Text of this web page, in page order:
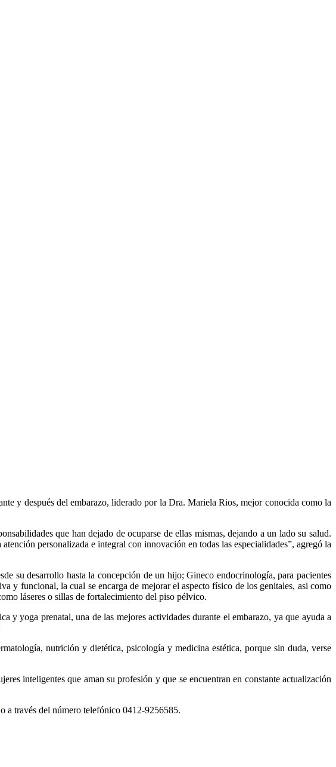
y después del embarazo, liderado por la Dra. Mariela Rios, mejor conocida como la
que han dejado de ocuparse de ellas mismas, dejando a un lado su salud.
personalizada e integral con innovación en todas las especialidades”, agregó la
su desarrollo hasta la concepción de un hijo; Gineco endocrinología, para pacientes
y funcional, la cual se encarga de mejorar el aspecto físico de los genitales, asi como
láseres o sillas de fortalecimiento del piso pélvico.
yoga prenatal, una de las mejores actividades durante el embarazo, ya que ayuda a
nutrición y dietética, psicología y medicina estética, porque sin duda, verse
inteligentes que aman su profesión y que se encuentran en constante actualización
o a través del número telefónico 0412-9256585.